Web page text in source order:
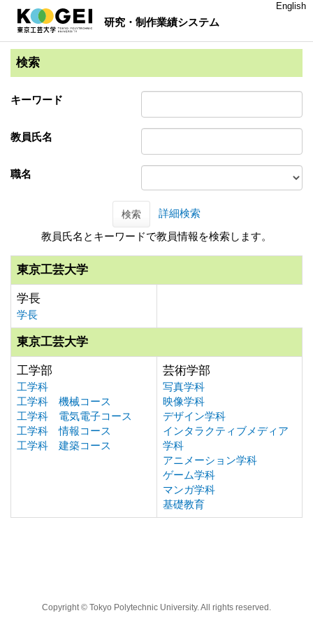
研究・制作業績システム
English
検索
キーワード
教員氏名
職名
検索
詳細検索
教員氏名とキーワードで教員情報を検索します。
東京工芸大学
学長
学長
東京工芸大学
工学部
工学科
工学科 機械コース
工学科 電気電子コース
工学科 情報コース
工学科 建築コース
芸術学部
写真学科
映像学科
デザイン学科
インタラクティブメディア
学科
アニメーション学科
ゲーム学科
マンガ学科
基礎教育
Copyright © Tokyo Polytechnic University. All rights reserved.